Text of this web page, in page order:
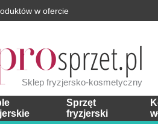
w ofercie
Sklep fryzjersko-kosmetyczny
Sprzęt
fryzjerski